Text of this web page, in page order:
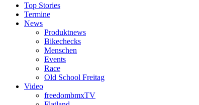
Top Stories
Termine
News
Produktnews
Bikechecks
Menschen
Events
Race
Old School Freitag
Video
freedombmxTV